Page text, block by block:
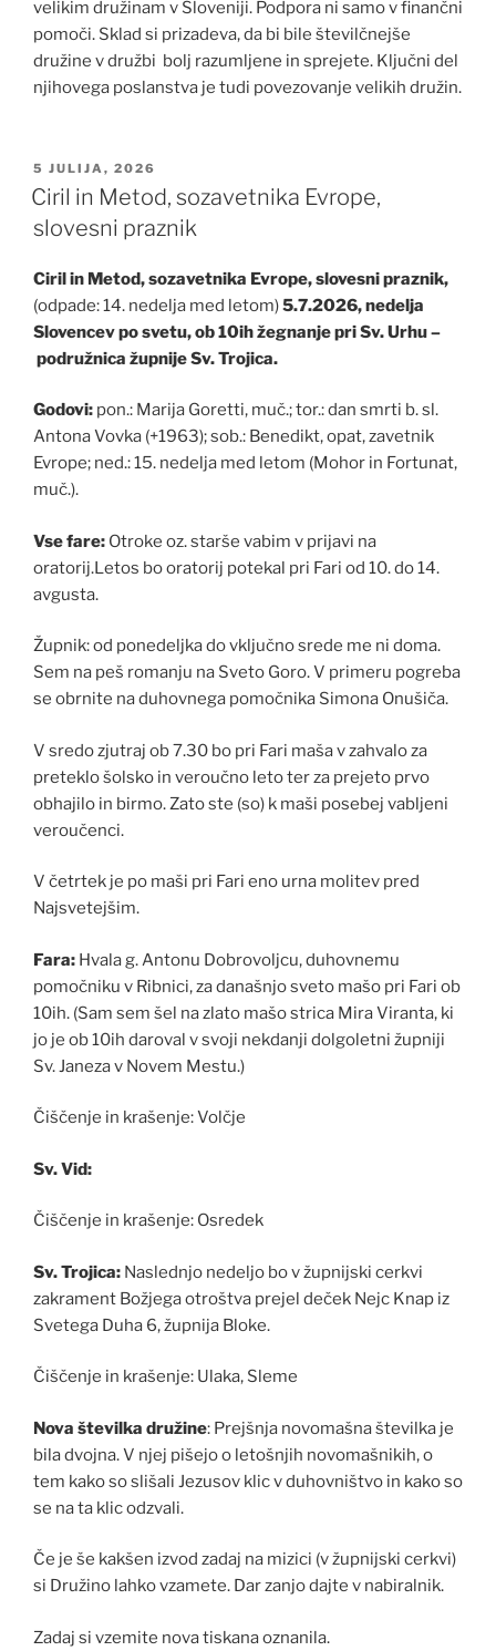
velikim družinam v Sloveniji. Podpora ni samo v finančni
pomoči. Sklad si prizadeva, da bi bile številčnejše
družine v družbi bolj razumljene in sprejete. Ključni del
njihovega poslanstva je tudi povezovanje velikih družin.
OBJAVLJENO
DNE
5 JULIJA, 2026
Ciril in Metod, sozavetnika Evrope,
slovesni praznik
Ciril in Metod, sozavetnika Evrope, slovesni praznik,
(odpade: 14. nedelja med letom)5.7.2026, nedelja
Slovencev po svetu, ob 10ih žegnanje pri Sv. Urhu –
podružnica župnije Sv. Trojica.
Godovi: pon.: Marija Goretti, muč.; tor.: dan smrti b. sl.
Antona Vovka (+1963); sob.: Benedikt, opat, zavetnik
Evrope; ned.: 15. nedelja med letom (Mohor in Fortunat,
muč.).
Vse fare: Otroke oz. starše vabim v prijavi na
oratorij.Letos bo oratorij potekal pri Fari od 10. do 14.
avgusta.
Župnik: od ponedeljka do vključno srede me ni doma.
Sem na peš romanju na Sveto Goro. V primeru pogreba
se obrnite na duhovnega pomočnika Simona Onušiča.
V sredo zjutraj ob 7.30 bo pri Fari maša v zahvalo za
preteklo šolsko in veroučno leto ter za prejeto prvo
obhajilo in birmo. Zato ste (so) k maši posebej vabljeni
veroučenci.
V četrtek je po maši pri Fari eno urna molitev pred
Najsvetejšim.
Fara: Hvala g. Antonu Dobrovoljcu, duhovnemu
pomočniku v Ribnici, za današnjo sveto mašo pri Fari ob
10ih. (Sam sem šel na zlato mašo strica Mira Viranta, ki
jo je ob 10ih daroval v svoji nekdanji dolgoletni župniji
Sv. Janeza v Novem Mestu.)
Čiščenje in krašenje: Volčje
Sv. Vid:
Čiščenje in krašenje: Osredek
Sv. Trojica: Naslednjo nedeljo bo v župnijski cerkvi
zakrament Božjega otroštva prejel deček Nejc Knap iz
Svetega Duha 6, župnija Bloke.
Čiščenje in krašenje: Ulaka, Sleme
Nova številka družine: Prejšnja novomašna številka je
bila dvojna. V njej pišejo o letošnjih novomašnikih, o
tem kako so slišali Jezusov klic v duhovništvo in kako so
se na ta klic odzvali.
Če je še kakšen izvod zadaj na mizici (v župnijski cerkvi)
si Družino lahko vzamete. Dar zanjo dajte v nabiralnik.
Zadaj si vzemite nova tiskana oznanila.